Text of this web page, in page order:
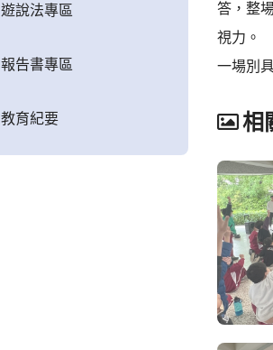
遊說法專區
報告書專區
教育紀要
答，整
視力。
一場別
相